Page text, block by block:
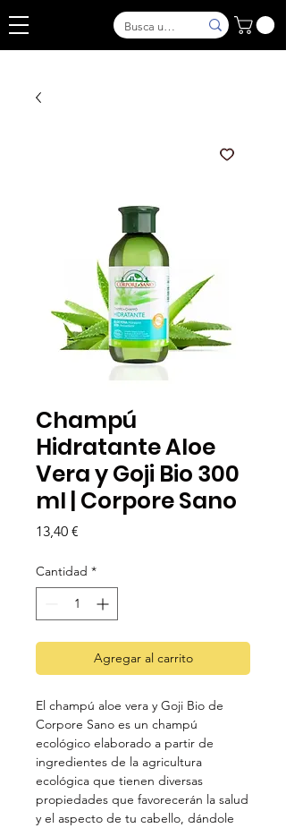
Champú
Hidratante Aloe
Vera y Goji Bio 300
ml | Corpore Sano
13,40 €
Cantidad *
Agregar al carrito
El champú aloe vera y Goji Bio de
Corpore Sano es un champú
ecológico elaborado a partir de
ingredientes de la agricultura
ecológica que tienen diversas
propiedades que favorecerán la salud
y el aspecto de tu cabello, dándole